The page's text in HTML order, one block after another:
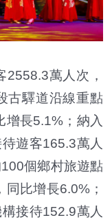
萬人次，
古驛道沿線重點
增長5.1%；納入
遊客165.3萬人
個鄉村旅遊點
比增長6.0%；
接待152.9萬人